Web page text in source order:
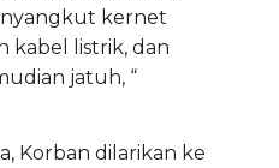
kernet
kabel listrik, dan
jatuh, “
Korban dilarikan ke